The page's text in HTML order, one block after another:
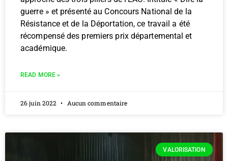
guerre » et présenté au Concours National de la
Résistance et de la Déportation, ce travail a été
récompensé des premiers prix départemental et
académique.
READ MORE »
26 juin 2022 Aucun commentaire
VALORISATION